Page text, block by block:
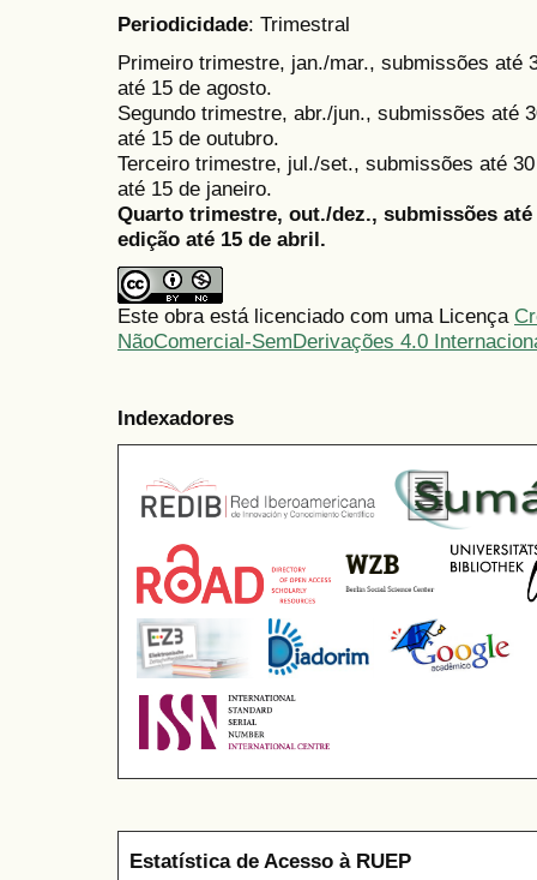
Periodicidade: Trimestral
Primeiro trimestre, jan./mar., submissões até
até 15 de agosto.
Segundo trimestre, abr./jun., submissões até
até 15 de outubro.
Terceiro trimestre, jul./set., submissões até
até 15 de janeiro.
Quarto trimestre, out./dez., submissões
edição até 15 de abril.
Este obra está licenciado com uma Licença
NãoComercial-SemDerivações 4.0
Indexadores
Estatística de Acesso à RUEP